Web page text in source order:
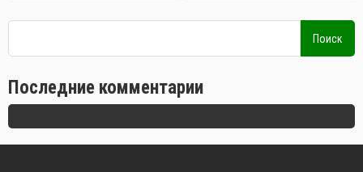
Последние комментарии